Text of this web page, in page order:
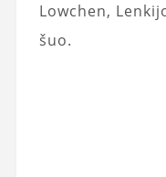
Lowchen,
šuo.